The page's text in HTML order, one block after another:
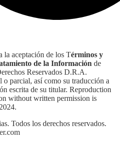
la aceptación de los Términos y
de la Información de
Reservados D.R.A.
parcial, así como su traducción a
escrita de su titular. Reproduction
without written permission is
Todos los derechos reservados.